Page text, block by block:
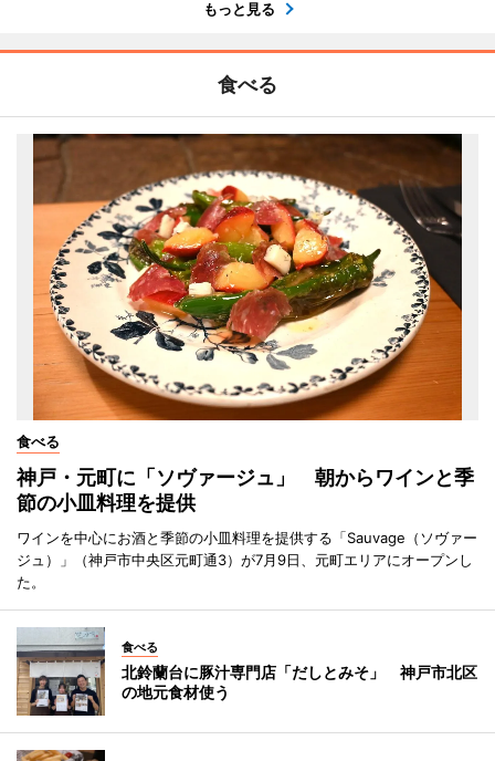
もっと見る
食べる
食べる
神戸・元町に「ソヴァージュ」 朝からワインと季
節の小皿料理を提供
ワインを中心にお酒と季節の小皿料理を提供する「Sauvage（ソヴァー
ジュ）」（神戸市中央区元町通3）が7月9日、元町エリアにオープンし
た。
食べる
北鈴蘭台に豚汁専門店「だしとみそ」 神戸市北区
の地元食材使う